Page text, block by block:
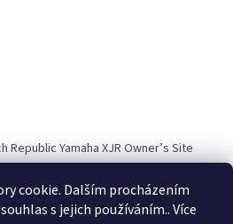
cookie. Dalším procházením
s jejich používáním.. Více
Yamaha XJR Owner’s Site